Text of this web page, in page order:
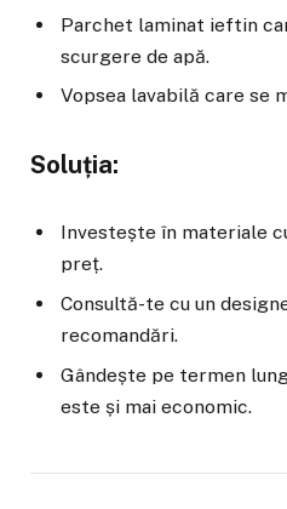
Parchet laminat ieftin
scurgere de apă.
Vopsea lavabilă care se
Soluția:
Investește în materiale
preț.
Consultă-te cu un
recomandări.
Gândește pe termen
este și mai economic.